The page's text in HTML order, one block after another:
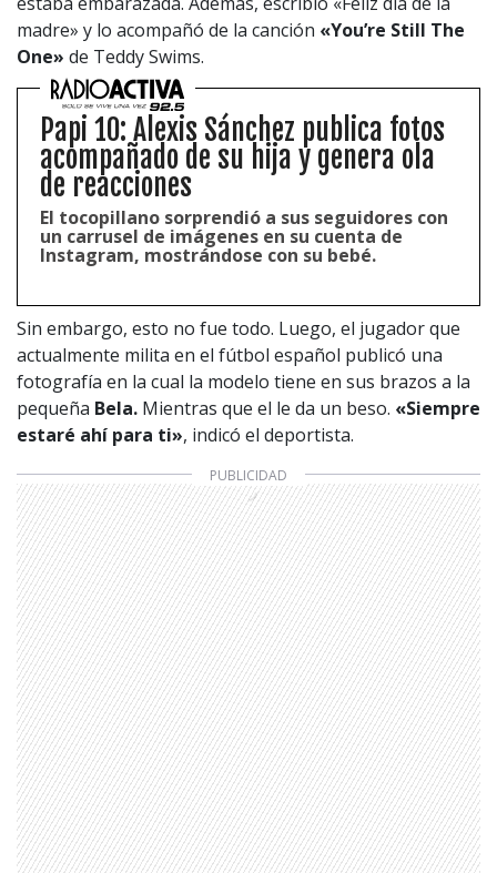
madre» y lo acompañó de la canción «You’re Still The
One» de Teddy Swims.
Papi 10: Alexis Sánchez publica fotos
acompañado de su hija y genera ola
de reacciones
El tocopillano sorprendió a sus seguidores con
un carrusel de imágenes en su cuenta de
Instagram, mostrándose con su bebé.
Sin embargo, esto no fue todo. Luego, el jugador que
actualmente milita en el fútbol español publicó una
fotografía en la cual la modelo tiene en sus brazos a la
pequeña Bela. Mientras que el le da un beso. «Siempre
estaré ahí para ti», indicó el deportista.